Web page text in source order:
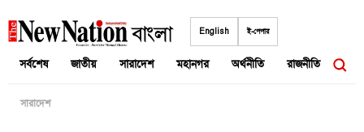
to
English ই-পেপার
সর্বশেষ জাতীয় সারাদেশ মহানগর অর্থনীতি রাজনীতি
সারাদেশ